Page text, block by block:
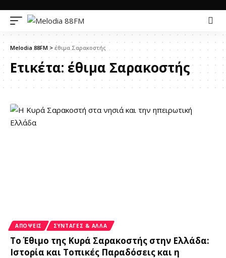
Melodia 88FM > έθιμα Σαρακοστής
Ετικέτα:έθιμα Σαρακοστής
ΑΠΟΨΕΙΣ ΣΥΝΤΑΓΈΣ & ΆΛΛΑ
Το Έθιμο της Κυρά Σαρακοστής στην Ελλάδα:
Ιστορία και Τοπικές Παραδόσεις και η